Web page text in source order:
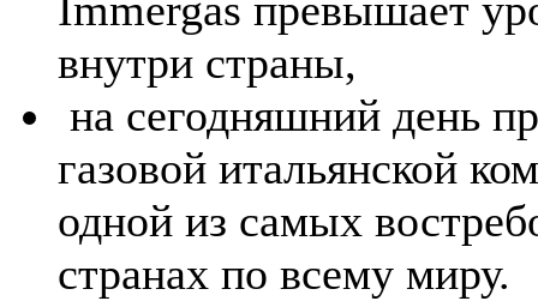
внутри страны,
на сегодняшний день
газовой итальянской
одной из самых
странах по всему миру.